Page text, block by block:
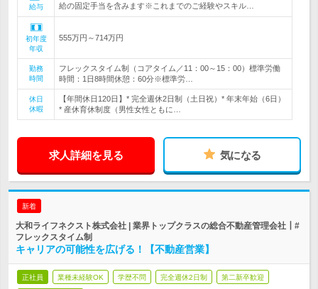
給与
給の固定手当を含みます※これまでのご経験やスキル…
初年度
年収
555万円～714万円
勤務
時間
フレックスタイム制（コアタイム／11：00～15：00）標準労働
時間：1日8時間休憩：60分※標準労…
休日
休暇
【年間休日120日】* 完全週休2日制（土日祝）* 年末年始（6日）
* 産休育休制度（男性女性ともに…
求人詳細を見る 気になる
新着
大和ライフネクスト株式会社 | 業界トップクラスの総合不動産管理会社┃#
フレックスタイム制
キャリアの可能性を広げる！【不動産営業】
正社員 業種未経験OK 学歴不問 完全週休2日制 第二新卒歓迎